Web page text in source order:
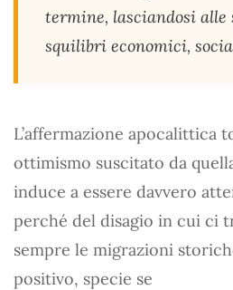
termine, lasciandosi alle
squilibri economici,
L’affermazione apocalittica
ottimismo suscitato da
induce a essere davvero
perché del disagio in cui ci
sempre le migrazioni
positivo, specie se